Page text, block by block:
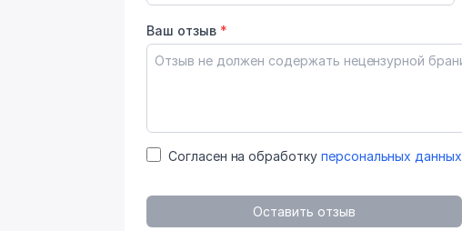
Ваш отзыв *
Согласен на обработку персональных данных
Оставить отзыв